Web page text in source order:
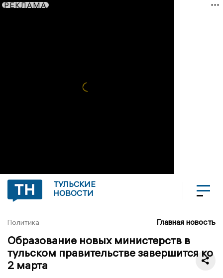
РЕКЛАМА
ТУЛЬСКИЕ
НОВОСТИ
Политика Главная новость
Образование новых министерств в
тульском правительстве завершится ко
2 марта